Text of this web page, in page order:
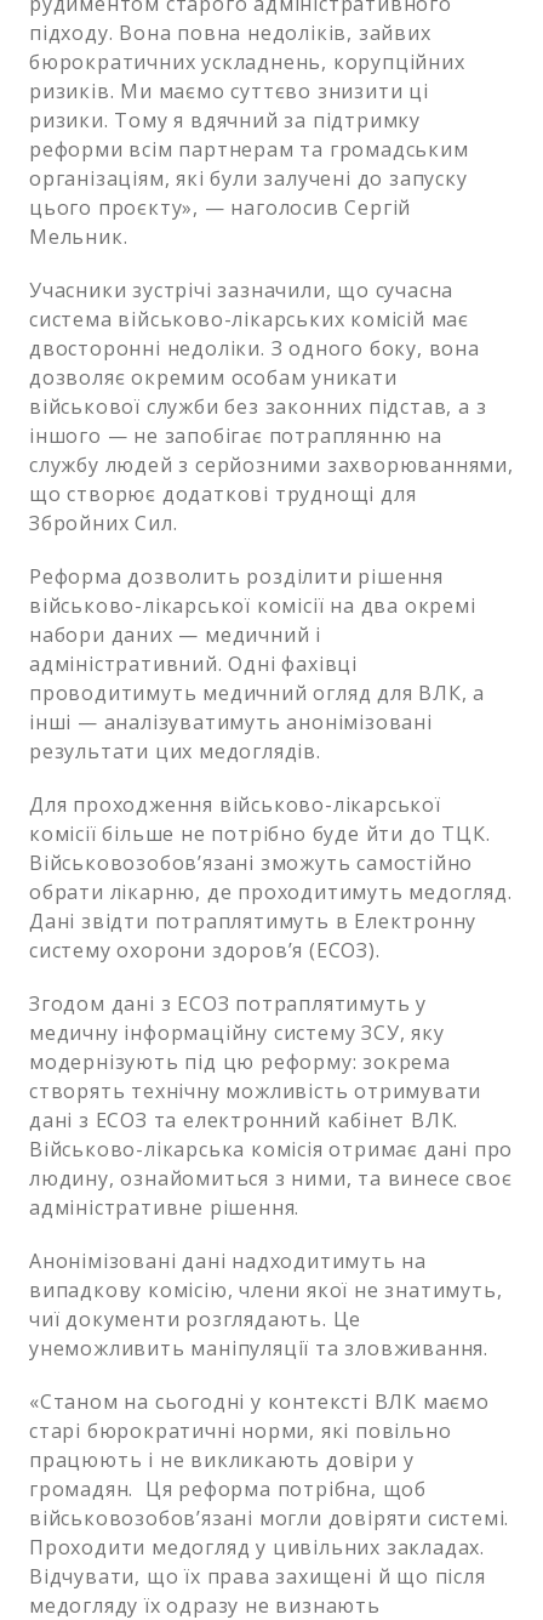
підходу. Вона повна недоліків, зайвих
бюрократичних ускладнень, корупційних
ризиків. Ми маємо суттєво знизити ці
ризики. Тому я вдячний за підтримку
реформи всім партнерам та громадським
організаціям, які були залучені до запуску
цього проєкту», — наголосив Сергій
Мельник.
Учасники зустрічі зазначили, що сучасна
система військово-лікарських комісій має
двосторонні недоліки. З одного боку, вона
дозволяє окремим особам уникати
військової служби без законних підстав, а з
іншого — не запобігає потраплянню на
службу людей з серйозними захворюваннями,
що створює додаткові труднощі для
Збройних Сил.
Реформа дозволить розділити рішення
військово-лікарської комісії на два окремі
набори даних — медичний і
адміністративний. Одні фахівці
проводитимуть медичний огляд для ВЛК, а
інші — аналізуватимуть анонімізовані
результати цих медоглядів.
Для проходження військово-лікарської
комісії більше не потрібно буде йти до ТЦК.
Військовозобов’язані зможуть самостійно
обрати лікарню, де проходитимуть медогляд.
Дані звідти потраплятимуть в Електронну
систему охорони здоров’я (ЕСОЗ).
Згодом дані з ЕСОЗ потраплятимуть у
медичну інформаційну систему ЗСУ, яку
модернізують під цю реформу: зокрема
створять технічну можливість отримувати
дані з ЕСОЗ та електронний кабінет ВЛК.
Військово-лікарська комісія отримає дані про
людину, ознайомиться з ними, та винесе своє
адміністративне рішення.
Анонімізовані дані надходитимуть на
випадкову комісію, члени якої не знатимуть,
чиї документи розглядають. Це
унеможливить маніпуляції та зловживання.
«Станом на сьогодні у контексті ВЛК маємо
старі бюрократичні норми, які повільно
працюють і не викликають довіри у
громадян. Ця реформа потрібна, щоб
військовозобов’язані могли довіряти системі.
Проходити медогляд у цивільних закладах.
Відчувати, що їх права захищені й що після
медогляду їх одразу не визнають